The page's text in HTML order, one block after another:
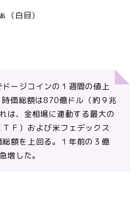
（白目）
ドージコインの１週間の値上
価総額は870億ドル（約９兆
は、金相場に連動する最大の
Ｆ）および米フェデックス
額を上回る。１年前の３億
増した。